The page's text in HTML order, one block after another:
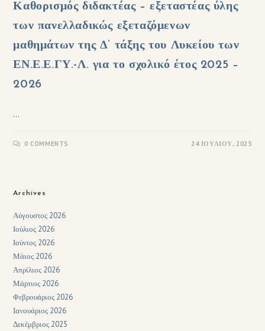
Καθορισμός διδακτέας – εξεταστέας ύλης
των πανελλαδικώς εξεταζόμενων
μαθημάτων της Δ’ τάξης του Λυκείου των
ΕΝ.Ε.Ε.ΓΥ.-Λ. για το σχολικό έτος 2025 –
2026
…
0 COMMENTS 24 ΙΟΥΛΊΟΥ, 2025
Archives
Αύγουστος 2026
Ιούλιος 2026
Ιούνιος 2026
Μάιος 2026
Απρίλιος 2026
Μάρτιος 2026
Φεβρουάριος 2026
Ιανουάριος 2026
Δεκέμβριος 2025